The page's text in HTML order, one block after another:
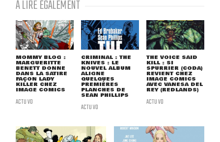
À LIRE ÉGALEMENT
MOMMY BLOG :
MARGUERITTE
BENETT DONNE
DANS LA SATIRE
FAÇON LADY
KILLER CHEZ
IMAGE COMICS
ACTU VO
CRIMINAL : THE
KNIVES : LE
NOUVEL ALBUM
ALIGNE
QUELQUES
PREMIÈRES
PLANCHES DE
SEAN PHILLIPS
ACTU VO
THE VOICE SAID
KILL : SI
SPURRIER (CODA)
REVIENT CHEZ
IMAGE COMICS
AVEC VANESA DEL
REY (REDLANDS)
ACTU VO